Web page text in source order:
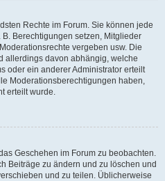
Rechte im Forum. Sie können jede
Berechtigungen setzen, Mitglieder
vergeben usw. Die
allerdings davon abhängig, welche
oder ein anderer Administrator erteilt
Moderationsberechtigungen haben,
erteilt wurde.
Geschehen im Forum zu beobachten.
Beiträge zu ändern und zu löschen und
und zu teilen. Üblicherweise